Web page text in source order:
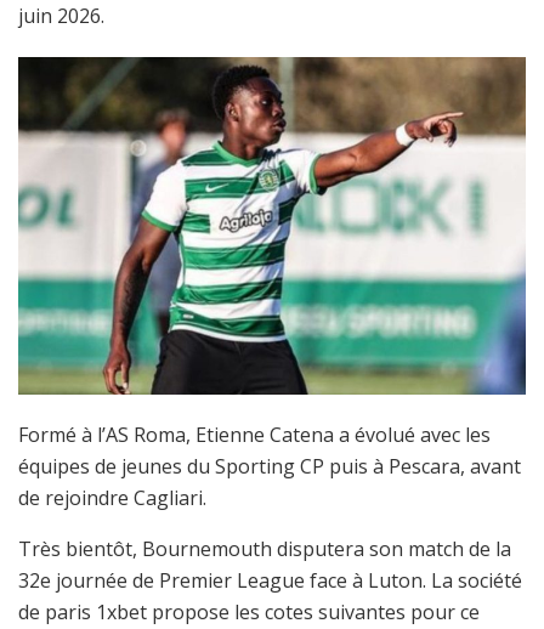
juin 2026.
Formé à l’AS Roma, Etienne Catena a évolué avec les
équipes de jeunes du Sporting CP puis à Pescara, avant
de rejoindre Cagliari.
Très bientôt, Bournemouth disputera son match de la
32e journée de Premier League face à Luton. La société
de paris 1xbet propose les cotes suivantes pour ce